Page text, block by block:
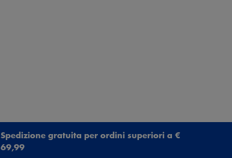
Spedizione gratuita per ordini superiori a €
69,99